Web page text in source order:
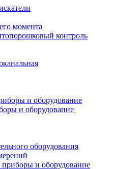
момента
контроль
и оборудование
оборудования